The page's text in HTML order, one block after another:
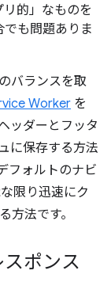
的」なものを
も問題ありま
バランスを取
Worker を
ッダーとフッタ
に保存する方法
フォルトのナビ
限り迅速にク
方法です。
ポンス